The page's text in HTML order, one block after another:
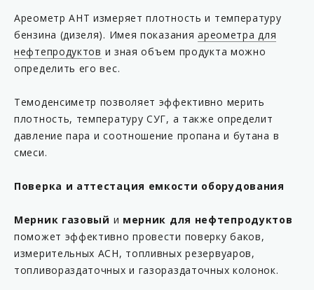
Ареометр АНТ измеряет плотность и температуру
бензина (дизеля). Имея показанияареометра для
нефтепродуктов и зная объем продукта можно
определить его вес.
Темоденсиметр позволяет эффективно мерить
плотность, температуру СУГ, а также определит
давление пара и соотношение пропана и бутана в
смеси.
Поверка и аттестация емкости оборудования
Мерник газовый и мерник для нефтепродуктов
поможет эффективно провести поверку баков,
измерительных АСН, топливных резервуаров,
топливораздаточных и газораздаточных колонок.